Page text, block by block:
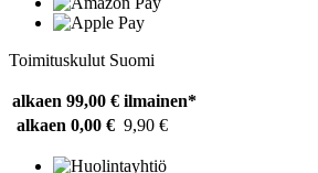
Toimituskulut Suomi
alkaen 99,00 € ilmainen*
alkaen 0,00 € 9,90 €